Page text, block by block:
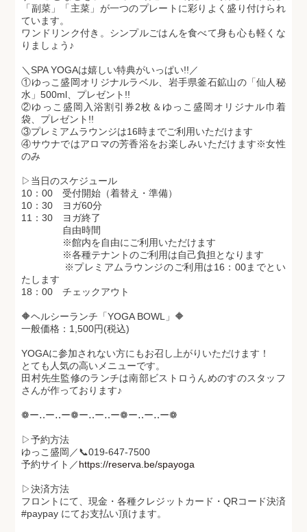
「副菜」「主菜」が一つのプレートに彩りよく盛り付けられ
ています。
ワンドリンク付き。シンプルごはんを食べて身も心も軽くな
りましょう♪
＼SPA YOGAは嬉しい特典がいっぱい!!／
①ゆっこ盛岡オリジナルラベル、岩手県釜石鉱山の「仙人秘
水」500ml、プレゼント!!
②ゆっこ盛岡入浴割引券2枚＆ゆっこ盛岡オリジナル巾着
袋、プレゼント!!
③プレミアムラウンジは16時までご利用いただけます
④サウナではアロマの芳香浴をお楽しみいただけます※女性
のみ
▷当日のスケジュール
10：00 受付開始（着替え・準備）
10：30 ヨガ60分
11：30 ヨガ終了
自由時間
※館内を自由にご利用いただけます
※各種テナントのご利用は自己負担となります
※プレミアムラウンジのご利用は16：00までとい
たします
18：00 チェックアウト
🔶ヘルシーランチ「YOGA BOWL」🔶
一般価格：1,500円(税込)
YOGAに参加されない方にもお召し上がりいただけます！
とても人気の高いメニューです。
田村先生監修のランチは南部ビストロうんめのすのスタッフ
さんが作っております♪
❁ー‥ー‥ー❁ー‥ー‥ー❁ー‥ー‥ー❁
▷予約方法
ゆっこ盛岡／📞019-647-7500
予約サイト／https://reserva.be/spayoga
▷決済方法
フロントにて、現金・各種クレジットカード・QRコード決済
#paypay にてお支払い頂けます。